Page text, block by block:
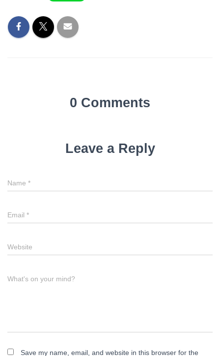
0 Comments
Leave a Reply
Name *
Email *
Website
What's on your mind?
Save my name, email, and website in this browser for the